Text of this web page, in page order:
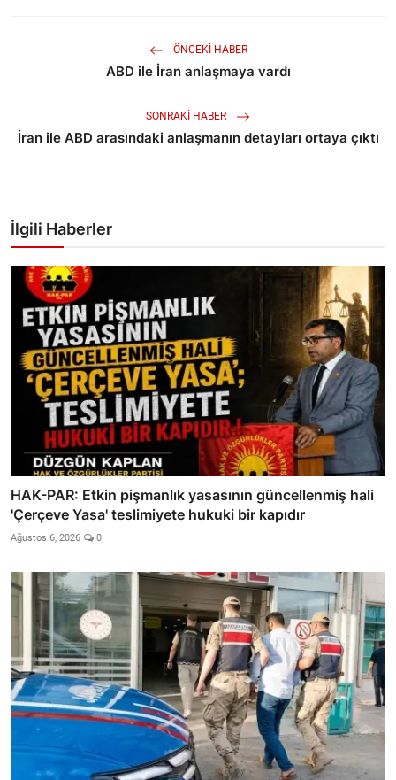
ÖNCEKI HABER
ABD ile İran anlaşmaya vardı
SONRAKI HABER
İran ile ABD arasındaki anlaşmanın detayları ortaya çıktı
İlgili Haberler
HAK-PAR: Etkin pişmanlık yasasının güncellenmiş hali
'Çerçeve Yasa' teslimiyete hukuki bir kapıdır
Ağustos 6, 2026 0